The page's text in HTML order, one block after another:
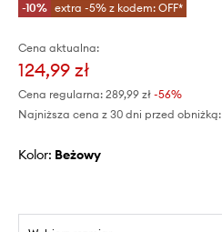
-10% extra -5% z kodem: OFF*
Cena aktualna:
124,99 zł
Cena regularna: 289,99 zł -56%
Najniższa cena z 30 dni przed obniżką:
Kolor: beżowy